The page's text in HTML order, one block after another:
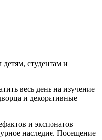
студентам и
весь день на изучение
и декоративные
и экспонатов
наследие. Посещение